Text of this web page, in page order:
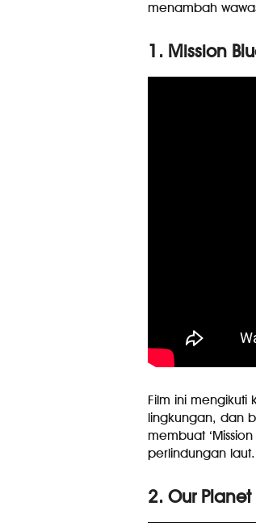
menambah
1. Mission
Film ini mengikuti
lingkungan, dan
membuat
perlindungan laut.
2. Our